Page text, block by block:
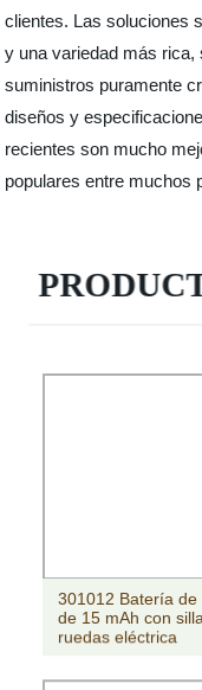
clientes. Las soluciones
y una variedad más
suministros puramente
diseños y
recientes son mucho
populares entre muchos
301012 Batería de
de 15 mAh con
ruedas eléctrica